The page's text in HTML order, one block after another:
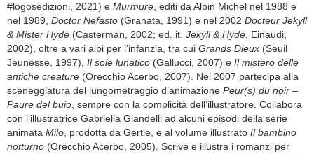
#logosedizioni, 2021) e Murmure, editi da Albin Michel nel 1988 e
nel 1989, Doctor Nefasto (Granata, 1991) e nel 2002 Docteur Jekyll
& Mister Hyde (Casterman, 2002; ed. it. Jekyll & Hyde, Einaudi,
2002), oltre a vari albi per l’infanzia, tra cui Grands Dieux (Seuil
Jeunesse, 1997), Il sole lunatico (Gallucci, 2007) e Il mistero delle
antiche creature (Orecchio Acerbo, 2007). Nel 2007 partecipa alla
sceneggiatura del lungometraggio d’animazione Peur(s) du noir –
Paure del buio, sempre con la complicità dell’illustratore. Collabora
con l’illustratrice Gabriella Giandelli ad alcuni episodi della serie
animata Milo, prodotta da Gertie, e al volume illustrato Il bambino
notturno (Orecchio Acerbo, 2005). Scrive e illustra i romanzi per